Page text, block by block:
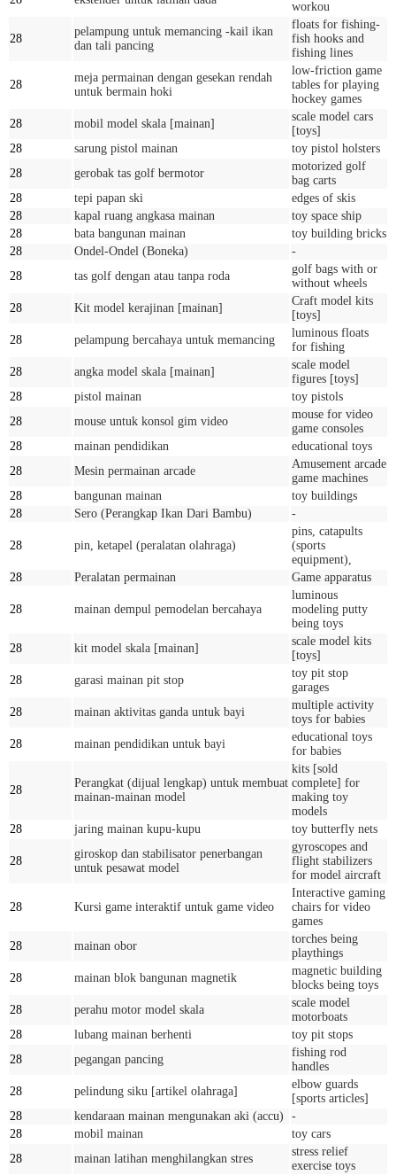
workou
28
pelampung untuk memancing -kail ikan
dan tali pancing
floats for fishing-
fish hooks and
fishing lines
28
meja permainan dengan gesekan rendah
untuk bermain hoki
low-friction game
tables for playing
hockey games
28
mobil model skala [mainan]
scale model cars
[toys]
28
sarung pistol mainan
toy pistol holsters
28
gerobak tas golf bermotor
motorized golf
bag carts
28
tepi papan ski
edges of skis
28
kapal ruang angkasa mainan
toy space ship
28
bata bangunan mainan
toy building bricks
28
Ondel-Ondel (Boneka)
-
28
tas golf dengan atau tanpa roda
golf bags with or
without wheels
28
Kit model kerajinan [mainan]
Craft model kits
[toys]
28
pelampung bercahaya untuk memancing
luminous floats
for fishing
28
angka model skala [mainan]
scale model
figures [toys]
28
pistol mainan
toy pistols
28
mouse untuk konsol gim video
mouse for video
game consoles
28
mainan pendidikan
educational toys
28
Mesin permainan arcade
Amusement arcade
game machines
28
bangunan mainan
toy buildings
28
Sero (Perangkap Ikan Dari Bambu) -
28 pin, ketapel (peralatan olahraga)
pins, catapults
(sports
equipment),
28
Peralatan permainan Game apparatus
28 mainan dempul pemodelan bercahaya
luminous
modeling putty
being toys
28
kit model skala [mainan]
scale model kits
[toys]
28
garasi mainan pit stop
toy pit stop
garages
28
mainan aktivitas ganda untuk bayi
multiple activity
toys for babies
28
mainan pendidikan untuk bayi
educational toys
for babies
28
Perangkat (dijual lengkap) untuk membuat
mainan-mainan model
kits [sold
complete] for
making toy
models
28
jaring mainan kupu-kupu toy butterfly nets
28
giroskop dan stabilisator penerbangan
untuk pesawat model
gyroscopes and
flight stabilizers
for model aircraft
28 Kursi game interaktif untuk game video
Interactive gaming
chairs for video
games
28
mainan obor
torches being
playthings
28
mainan blok bangunan magnetik
magnetic building
blocks being toys
28
perahu motor model skala
scale model
motorboats
28
lubang mainan berhenti
toy pit stops
28
pegangan pancing
fishing rod
handles
28
pelindung siku [artikel olahraga]
elbow guards
[sports articles]
28
kendaraan mainan mengunakan aki (accu)
-
28
mobil mainan
toy cars
28
mainan latihan menghilangkan stres
stress relief
exercise toys